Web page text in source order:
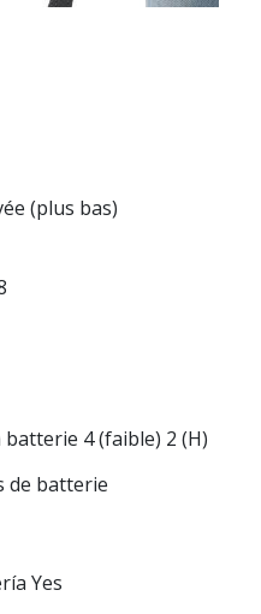
(plus bas)
4 (faible) 2 (H)
de batterie
Yes